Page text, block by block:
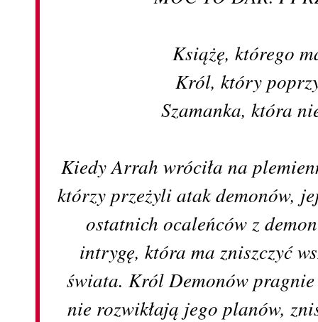
Książę, którego
Król, który
Szamanka, która
Kiedy Arrah wróciła na
którzy przeżyli atak demonów,
ostatnich ocaleńców z
intrygę, która ma zniszczyć
świata. Król Demonów
nie rozwikłają jego planów,